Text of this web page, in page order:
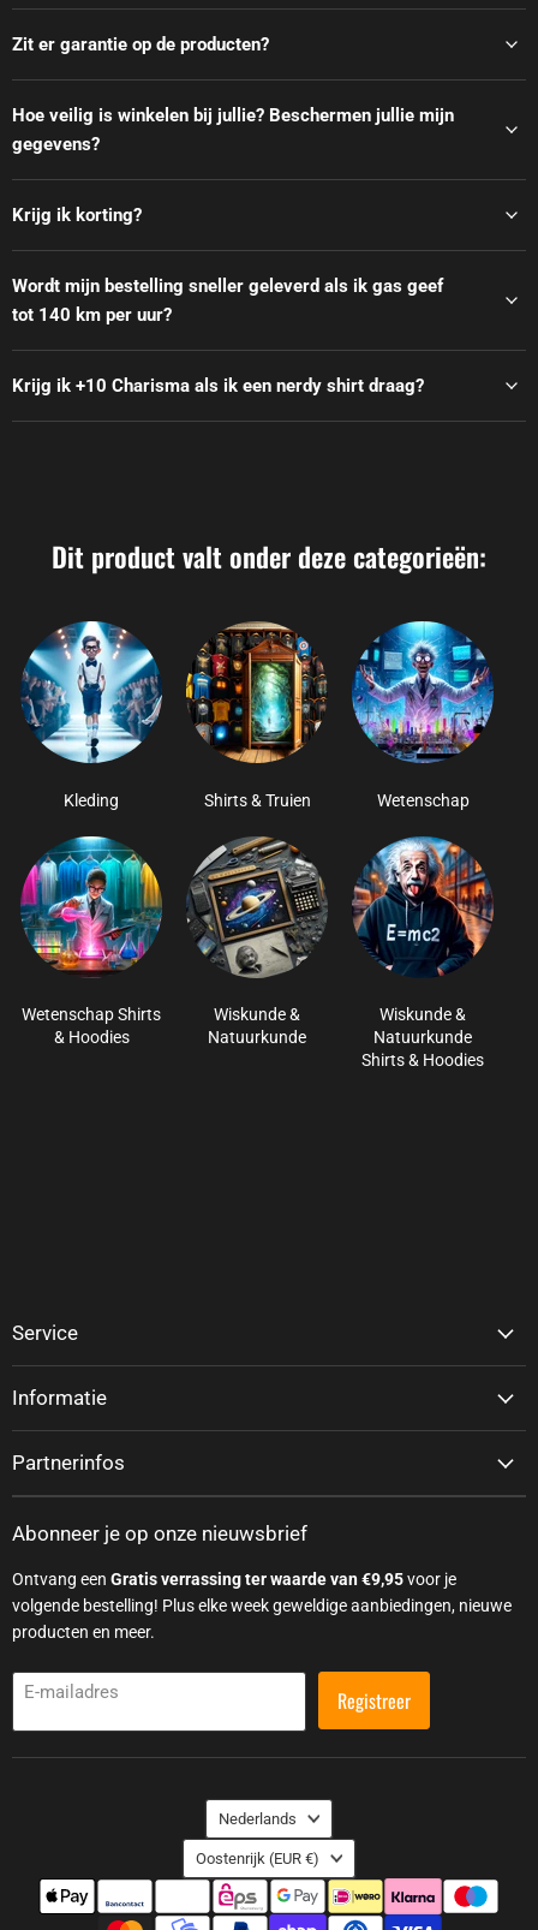
Zit er garantie op de producten?
Hoe veilig is winkelen bij jullie? Beschermen jullie mijn
gegevens?
Krijg ik korting?
Wordt mijn bestelling sneller geleverd als ik gas geef
tot 140 km per uur?
Krijg ik +10 Charisma als ik een nerdy shirt draag?
Dit product valt onder deze categorieën:
Kleding Shirts & Truien Wetenschap
Wetenschap Shirts
& Hoodies
Wiskunde &
Natuurkunde
Wiskunde &
Natuurkunde
Shirts & Hoodies
Service
Informatie
Partnerinfos
Abonneer je op onze nieuwsbrief
Ontvang een Gratis verrassing ter waarde van €9,95voor je
volgende bestelling! Plus elke week geweldige aanbiedingen, nieuwe
producten en meer.
E-mailadres Registreer
Taal
Nederlands
Land
Oostenrijk (EUR €)